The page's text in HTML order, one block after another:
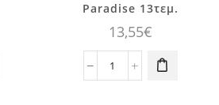
Paradise 13τεμ.
13,55€
Σετ